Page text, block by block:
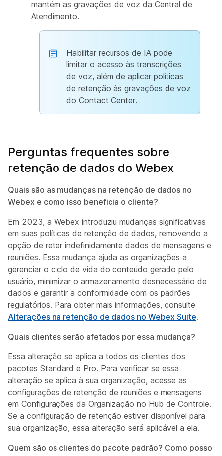
mantém as gravações de voz da Central de
Atendimento.
Habilitar recursos de IA pode
limitar o acesso às transcrições
de voz, além de aplicar políticas
de retenção às gravações de voz
do Contact Center.
Perguntas frequentes sobre
retenção de dados do Webex
Quais são as mudanças na retenção de dados no
Webex e como isso beneficia o cliente?
Em 2023, a Webex introduziu mudanças significativas
em suas políticas de retenção de dados, removendo a
opção de reter indefinidamente dados de mensagens e
reuniões. Essa mudança ajuda as organizações a
gerenciar o ciclo de vida do conteúdo gerado pelo
usuário, minimizar o armazenamento desnecessário de
dados e garantir a conformidade com os padrões
regulatórios. Para obter mais informações, consulte
Alterações na retenção de dados no Webex Suite.
Quais clientes serão afetados por essa mudança?
Essa alteração se aplica a todos os clientes dos
pacotes Standard e Pro. Para verificar se essa
alteração se aplica à sua organização, acesse as
configurações de retenção de reuniões e mensagens
em Configurações da Organização no Hub de Controle.
Se a configuração de retenção estiver disponível para
sua organização, essa alteração será aplicável a ela.
Quem são os clientes do pacote padrão? Como posso